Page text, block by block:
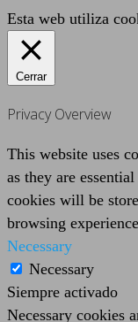
Esta web utiliza
Cerrar
Privacy Overview
This website uses
as they are
cookies will be
browsing
Necessary
Necessary
Siempre activado
Necessary cookies